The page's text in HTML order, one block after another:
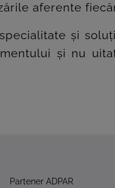
aferente
și
și nu
Partener ADPAR